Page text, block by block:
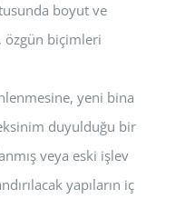
boyut ve
özgün biçimleri
yeni bina
duyulduğu bir
veya eski işlev
yapıların iç